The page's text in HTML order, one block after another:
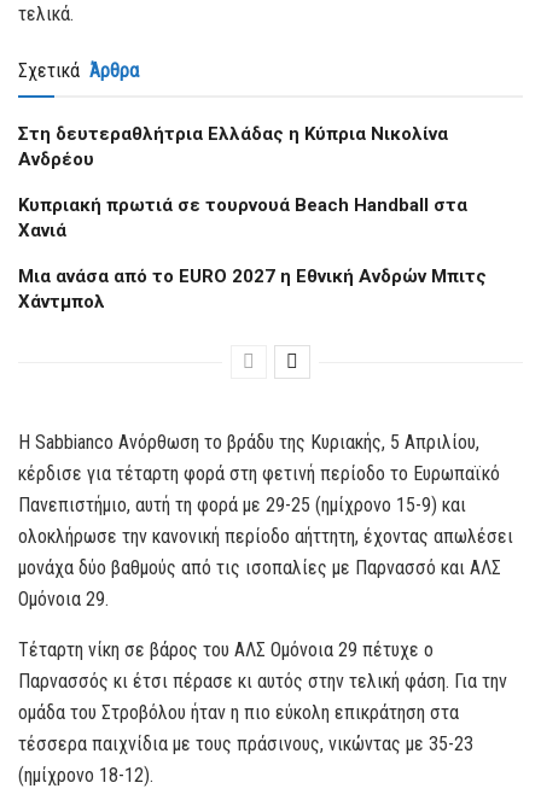
τελικά.
Σχετικά Άρθρα
Στη δευτεραθλήτρια Ελλάδας η Κύπρια Νικολίνα
Ανδρέου
Kυπριακή πρωτιά σε τουρνουά Beach Handball στα
Χανιά
Μια ανάσα από το EURO 2027 η Εθνική Ανδρών Μπιτς
Χάντμπολ
Η Sabbianco Ανόρθωση το βράδυ της Κυριακής, 5 Απριλίου,
κέρδισε για τέταρτη φορά στη φετινή περίοδο το Ευρωπαϊκό
Πανεπιστήμιο, αυτή τη φορά με 29-25 (ημίχρονο 15-9) και
ολοκλήρωσε την κανονική περίοδο αήττητη, έχοντας απωλέσει
μονάχα δύο βαθμούς από τις ισοπαλίες με Παρνασσό και ΑΛΣ
Ομόνοια 29.
Τέταρτη νίκη σε βάρος του ΑΛΣ Ομόνοια 29 πέτυχε ο
Παρνασσός κι έτσι πέρασε κι αυτός στην τελική φάση. Για την
ομάδα του Στροβόλου ήταν η πιο εύκολη επικράτηση στα
τέσσερα παιχνίδια με τους πράσινους, νικώντας με 35-23
(ημίχρονο 18-12).